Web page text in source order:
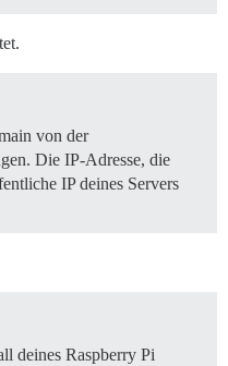
von der
Die IP-Adresse, die
IP deines Servers
deines Raspberry Pi